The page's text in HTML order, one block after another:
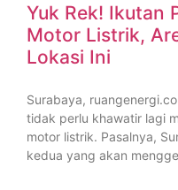
Yuk Rek! Ikutan
Motor Listrik,
Lokasi Ini
Surabaya,
tidak perlu khawatir lagi
motor listrik. Pasalnya,
kedua yang akan